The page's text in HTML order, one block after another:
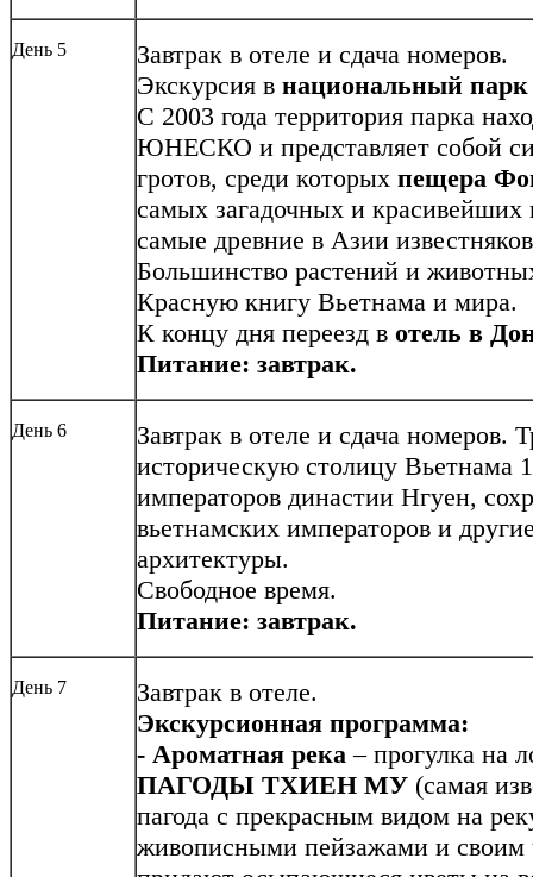
День 5
Завтрак в отеле и сдача номеров.
Экскурсия в национальный
С 2003 года территория парка
ЮНЕСКО и представляет собой
гротов, среди которых пещера
самых загадочных и красивейших
самые древние в Азии
Большинство растений и
Красную книгу Вьетнама и мира.
К концу дня переезд в отель в
Питание: завтрак.
День 6
Завтрак в отеле и сдача номеров.
историческую столицу Вьетнама
императоров династии Нгуен,
вьетнамских императоров и
архитектуры.
Свободное время.
Питание: завтрак.
День 7
Завтрак в отеле.
Экскурсионная программа:
- Ароматная река – прогулка на
ПАГОДЫ ТХИЕН МУ (самая
пагода с прекрасным видом на
живописными пейзажами и